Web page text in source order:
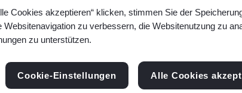
- Validation and Verification,
Cookies akzeptieren“ klicken, stimmen Sie der
Websitenavigation zu verbessern, die Websitenutzung zu
zu unterstützen.
Cookie-Einstellungen Alle Cookies